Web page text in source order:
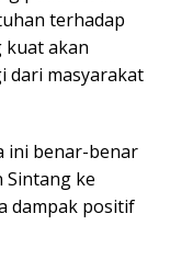
terhadap
kuat akan
dari masyarakat
ini benar-benar
Sintang ke
dampak positif